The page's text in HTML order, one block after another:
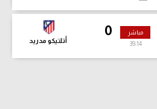
0
أتلتيكو مدريد
مباشر
39:15